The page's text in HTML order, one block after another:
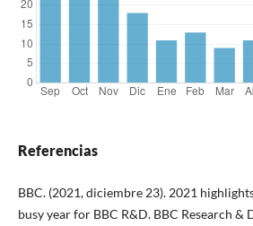
Referencias
BBC. (2021, diciembre 23). 2021
busy year for BBC R&D. BBC Research &